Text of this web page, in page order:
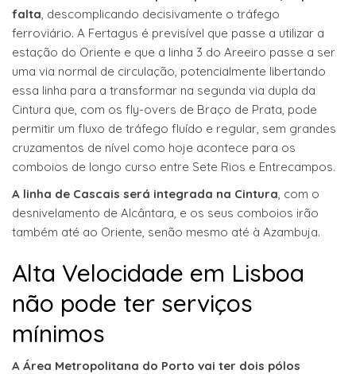
falta , descomplicando decisivamente o tráfego
ferroviário. A Fertagus é previsível que passe a utilizar a
estação do Oriente e que a linha 3 do Areeiro passe a ser
uma via normal de circulação, potencialmente libertando
essa linha para a transformar na segunda via dupla da
Cintura que, com os fly-overs de Braço de Prata, pode
permitir um fluxo de tráfego fluído e regular, sem grandes
cruzamentos de nível como hoje acontece para os
comboios de longo curso entre Sete Rios e Entrecampos.
A linha de Cascais será integrada na Cintura , com o
desnivelamento de Alcântara, e os seus comboios irão
também até ao Oriente, senão mesmo até à Azambuja.
Alta Velocidade em Lisboa
não pode ter serviços
mínimos
A Área Metropolitana do Porto vai ter dois pólos